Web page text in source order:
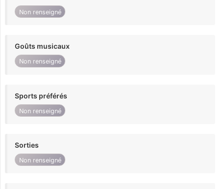
Non renseigné
Goûts musicaux
Non renseigné
Sports préférés
Non renseigné
Sorties
Non renseigné